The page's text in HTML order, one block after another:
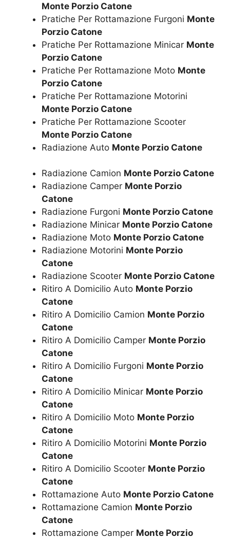
Monte Porzio Catone
Pratiche Per Rottamazione Furgoni Monte
Porzio Catone
Pratiche Per Rottamazione Minicar Monte
Porzio Catone
Pratiche Per Rottamazione Moto Monte
Porzio Catone
Pratiche Per Rottamazione Motorini
Monte Porzio Catone
Pratiche Per Rottamazione Scooter
Monte Porzio Catone
Radiazione Auto Monte Porzio Catone
Radiazione Camion Monte Porzio Catone
Radiazione Camper Monte Porzio
Catone
Radiazione Furgoni Monte Porzio Catone
Radiazione Minicar Monte Porzio Catone
Radiazione Moto Monte Porzio Catone
Radiazione Motorini Monte Porzio
Catone
Radiazione Scooter Monte Porzio Catone
Ritiro A Domicilio Auto Monte Porzio
Catone
Ritiro A Domicilio Camion Monte Porzio
Catone
Ritiro A Domicilio Camper Monte Porzio
Catone
Ritiro A Domicilio Furgoni Monte Porzio
Catone
Ritiro A Domicilio Minicar Monte Porzio
Catone
Ritiro A Domicilio Moto Monte Porzio
Catone
Ritiro A Domicilio Motorini Monte Porzio
Catone
Ritiro A Domicilio Scooter Monte Porzio
Catone
Rottamazione Auto Monte Porzio Catone
Rottamazione Camion Monte Porzio
Catone
Rottamazione Camper Monte Porzio